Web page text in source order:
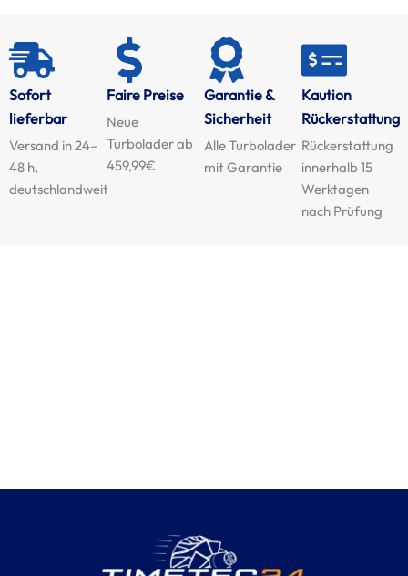
Sofort
lieferbar
Versand in 24–
48 h,
deutschlandweit
Faire Preise
Neue
Turbolader ab
459,99€
Garantie &
Sicherheit
Alle Turbolader
mit Garantie
Kaution
Rückerstattung
Rückerstattung
innerhalb 15
Werktagen
nach Prüfung